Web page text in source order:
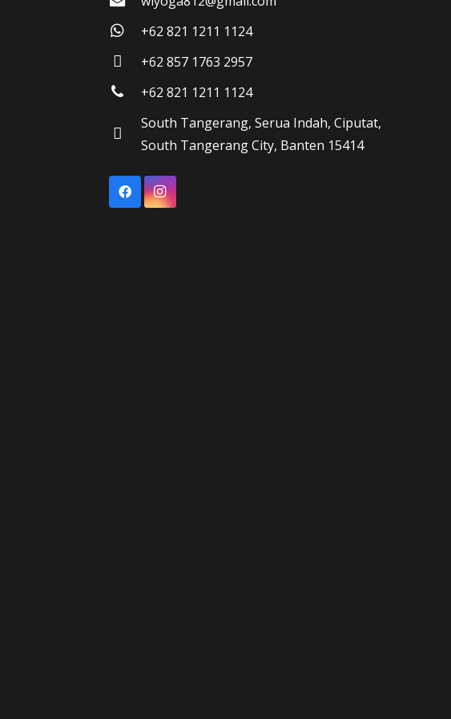
+62 821 1211 1124
+62 857 1763 2957
+62 821 1211 1124
South Tangerang, Serua Indah, Ciputat,
South Tangerang City, Banten 15414